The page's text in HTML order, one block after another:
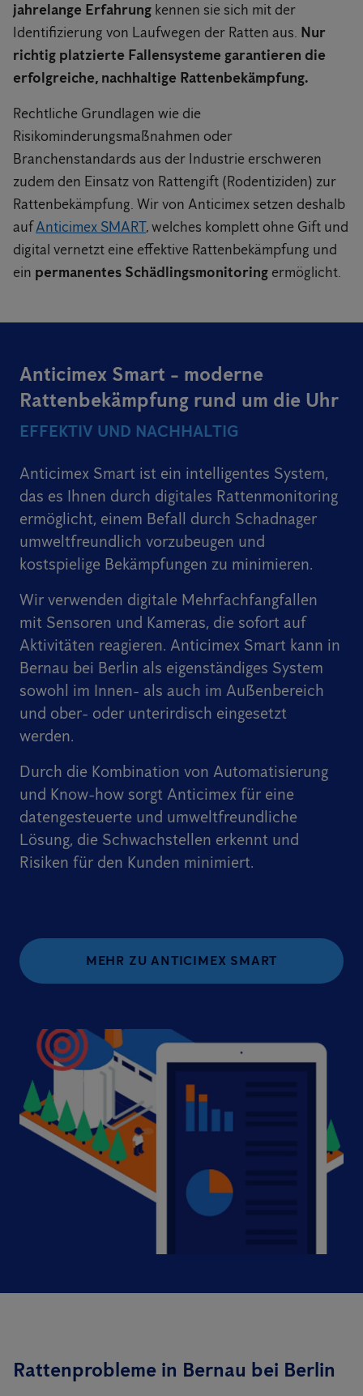
jahrelange Erfahrung kennen sie sich mit der
Identifizierung von Laufwegen der Ratten aus. Nur
richtig platzierte Fallensysteme garantieren die
erfolgreiche, nachhaltige Rattenbekämpfung.
Rechtliche Grundlagen wie die
Risikominderungsmaßnahmen oder
Branchenstandards aus der Industrie erschweren
zudem den Einsatz von Rattengift (Rodentiziden) zur
Rattenbekämpfung. Wir von Anticimex setzen deshalb
aufAnticimex SMART, welches komplett ohne Gift und
digital vernetzt eine effektive Rattenbekämpfung und
ein permanentes Schädlingsmonitoring ermöglicht.
Anticimex Smart - moderne
Rattenbekämpfung rund um die Uhr
EFFEKTIV UND NACHHALTIG
Anticimex Smart ist ein intelligentes System,
das es Ihnen durch digitales Rattenmonitoring
ermöglicht, einem Befall durch Schadnager
umweltfreundlich vorzubeugen und
kostspielige Bekämpfungen zu minimieren.
Wir verwenden digitale Mehrfachfangfallen
mit Sensoren und Kameras, die sofort auf
Aktivitäten reagieren. Anticimex Smart kann in
Bernau bei Berlin als eigenständiges System
sowohl im Innen- als auch im Außenbereich
und ober- oder unterirdisch eingesetzt
werden.
Durch die Kombination von Automatisierung
und Know-how sorgt Anticimex für eine
datengesteuerte und umweltfreundliche
Lösung, die Schwachstellen erkennt und
Risiken für den Kunden minimiert.
MEHR ZU ANTICIMEX SMART
Rattenprobleme in Bernau bei Berlin